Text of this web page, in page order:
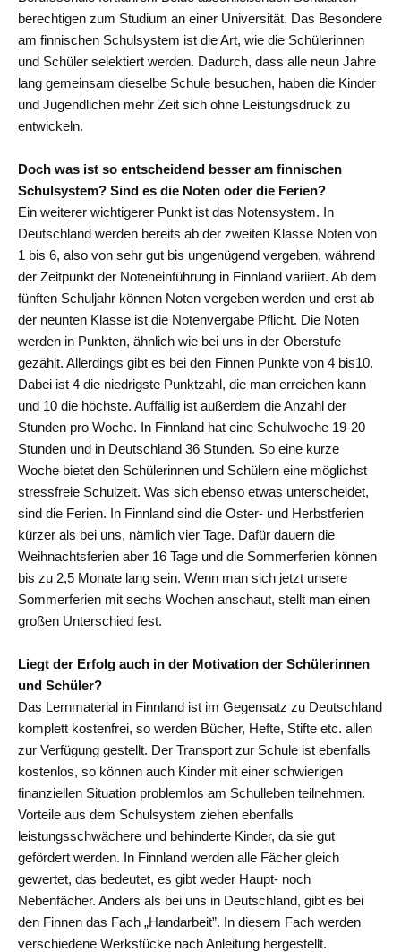
berechtigen zum Studium an einer Universität. Das Besondere
am finnischen Schulsystem ist die Art, wie die Schülerinnen
und Schüler selektiert werden. Dadurch, dass alle neun Jahre
lang gemeinsam dieselbe Schule besuchen, haben die Kinder
und Jugendlichen mehr Zeit sich ohne Leistungsdruck zu
entwickeln.
Doch was ist so entscheidend besser am finnischen
Schulsystem? Sind es die Noten oder die Ferien?
Ein weiterer wichtigerer Punkt ist das Notensystem. In
Deutschland werden bereits ab der zweiten Klasse Noten von
1 bis 6, also von sehr gut bis ungenügend vergeben, während
der Zeitpunkt der Noteneinführung in Finnland variiert. Ab dem
fünften Schuljahr können Noten vergeben werden und erst ab
der neunten Klasse ist die Notenvergabe Pflicht. Die Noten
werden in Punkten, ähnlich wie bei uns in der Oberstufe
gezählt. Allerdings gibt es bei den Finnen Punkte von 4 bis10.
Dabei ist 4 die niedrigste Punktzahl, die man erreichen kann
und 10 die höchste. Auffällig ist außerdem die Anzahl der
Stunden pro Woche. In Finnland hat eine Schulwoche 19-20
Stunden und in Deutschland 36 Stunden. So eine kurze
Woche bietet den Schülerinnen und Schülern eine möglichst
stressfreie Schulzeit. Was sich ebenso etwas unterscheidet,
sind die Ferien. In Finnland sind die Oster- und Herbstferien
kürzer als bei uns, nämlich vier Tage. Dafür dauern die
Weihnachtsferien aber 16 Tage und die Sommerferien können
bis zu 2,5 Monate lang sein. Wenn man sich jetzt unsere
Sommerferien mit sechs Wochen anschaut, stellt man einen
großen Unterschied fest.
Liegt der Erfolg auch in der Motivation der Schülerinnen
und Schüler?
Das Lernmaterial in Finnland ist im Gegensatz zu Deutschland
komplett kostenfrei, so werden Bücher, Hefte, Stifte etc. allen
zur Verfügung gestellt. Der Transport zur Schule ist ebenfalls
kostenlos, so können auch Kinder mit einer schwierigen
finanziellen Situation problemlos am Schulleben teilnehmen.
Vorteile aus dem Schulsystem ziehen ebenfalls
leistungsschwächere und behinderte Kinder, da sie gut
gefördert werden. In Finnland werden alle Fächer gleich
gewertet, das bedeutet, es gibt weder Haupt- noch
Nebenfächer. Anders als bei uns in Deutschland, gibt es bei
den Finnen das Fach „Handarbeit”. In diesem Fach werden
verschiedene Werkstücke nach Anleitung hergestellt.